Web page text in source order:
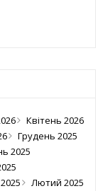
Квітень 2026
Грудень 2025
2025
Лютий 2025